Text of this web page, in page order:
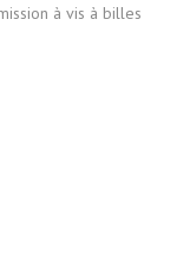
à vis à billes